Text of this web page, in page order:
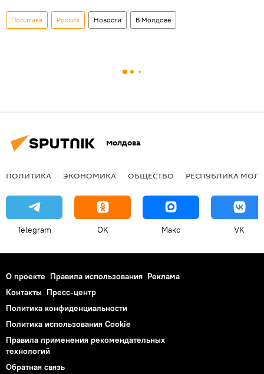
Политика Россия Новости В Молдове
Молдова
ПОЛИТИКА ЭКОНОМИКА ОБЩЕСТВО РЕСПУБЛИКА
Telegram OK Макс VK
О проекте Правила использования Реклама
Контакты Пресс-центр
Политика конфиденциальности
Политика использования Cookie
Правила применения рекомендательных
технологий
Обратная связь